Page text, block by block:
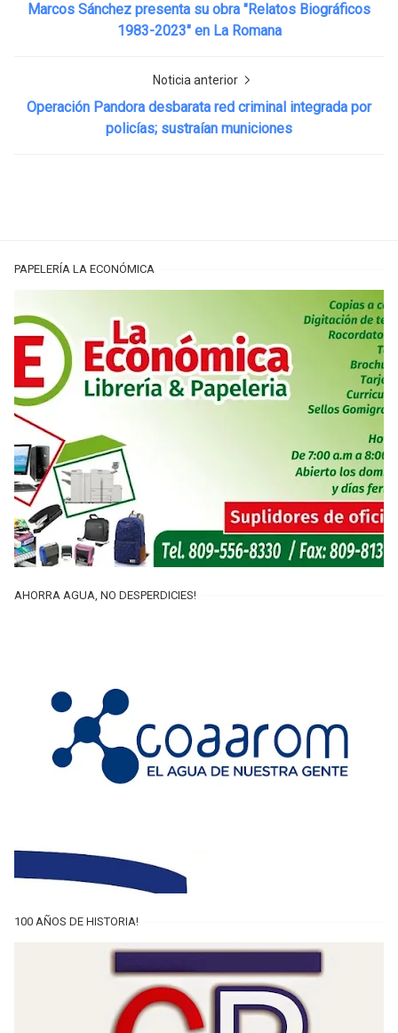
Marcos Sánchez presenta su obra "Relatos Biográficos
1983-2023" en La Romana
Noticia anterior
Operación Pandora desbarata red criminal integrada por
policías; sustraían municiones
PAPELERÍA LA ECONÓMICA
AHORRA AGUA, NO DESPERDICIES!
100 AÑOS DE HISTORIA!